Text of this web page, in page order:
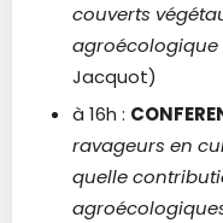
couverts
agroécologique
Jacquot)
à 16h :
ravageurs en
quelle